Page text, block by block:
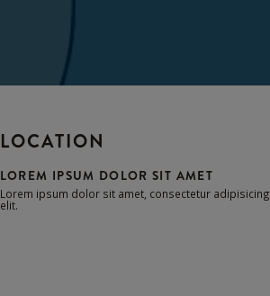
LOCATION
LOREM IPSUM DOLOR SIT AMET
Lorem ipsum dolor sit amet, consectetur adipisicing
elit.